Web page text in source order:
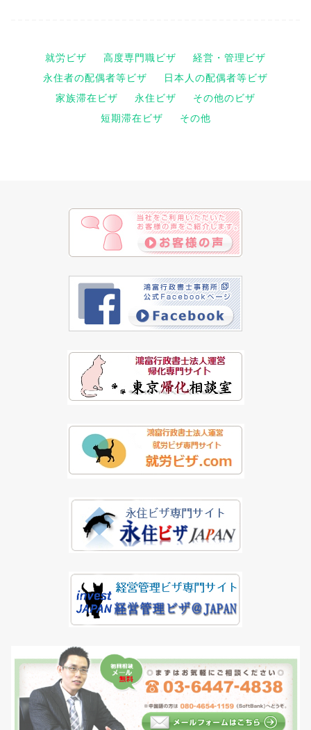
就労ビザ 高度専門職ビザ
経営・管理ビザ
永住者の配偶者等ビザ
日本人の配偶者等ビザ
家族滞在ビザ
永住ビザ
その他のビザ
短期滞在ビザ
その他